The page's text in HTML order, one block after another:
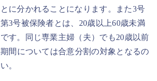
に分かれることになります。また3号
3号被保険者とは、20歳以上60歳未満
す。同じ専業主婦（夫）でも20歳以前
間については合意分割の対象となるの
。